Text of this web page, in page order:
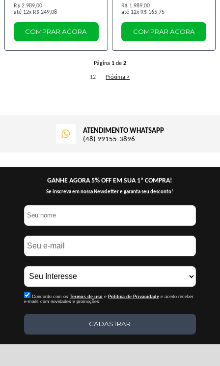
R$ 2.989,00
12x R$ 249,08
COMPRAR AGORA
R$ 1.989,00
12x R$ 165,75
COMPRAR AGORA
Página 1de 2
12 Próxima >
ATENDIMENTO WHATSAPP
(48) 99155-3896
GANHE AGORA 5% OFF EM SUA 1ª COMPRA!
Se inscreva em nossa Newsletter e garanta seu desconto!
Concordo com os Termos de uso e Politica de Privacidadee aceito receber
e-mails com novidades e promoções.
CADASTRAR